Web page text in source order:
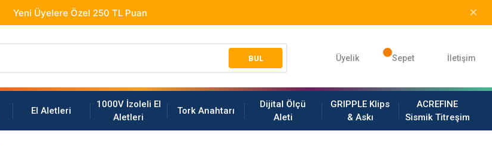
BUL Üyelik Sepet İletişim
El Aletleri
1000V İzoleli El
Aletleri
Tork Anahtarı
Dijital Ölçü
Aleti
GRIPPLE Klips
& Askı
ACREFINE
Sismik Titreşim